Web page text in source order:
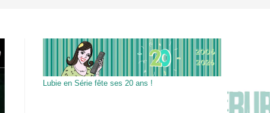
Lubie en Série fête ses 20 ans !